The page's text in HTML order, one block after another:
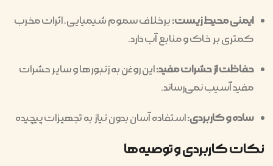
ایمنی محیط زیست:برخلاف سموم شیمیایی، اثرات مخرب
کمتری بر خاک و منابع آب دارد.
حفاظت از حشرات مفید:این روغن به زنبورها و سایر حشرات
مفید آسیب نمی‌رساند.
ساده و کاربردی:استفاده آسان بدون نیاز به تجهیزات پیچیده
نکات کاربردی و توصیه‌ها